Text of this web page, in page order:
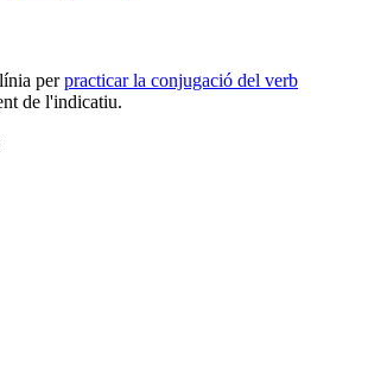
perpracticar la conjugació del verb
de l'indicatiu.